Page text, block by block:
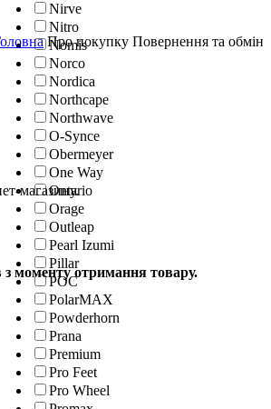
Nirve
Nitro
Nomis
Norco
Nordica
Northcape
Northwave
O-Synce
Obermeyer
One Way
Ontario
Orage
Outleap
Pearl Izumi
Pillar
POC
PolarMAX
Powderhorn
Prana
Premium
Pro Feet
Pro Wheel
Про покупку Повернення та обмін
магазину.
з моменту отримання товару.